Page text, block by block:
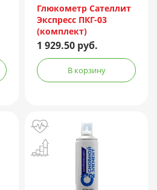
Глюкометр Сателлит
Экспресс ПКГ-03
(комплект)
1 929.50 руб.
В корзину